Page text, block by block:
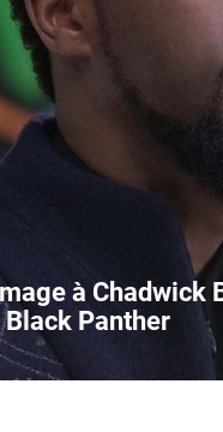
à Chadwick
Panther